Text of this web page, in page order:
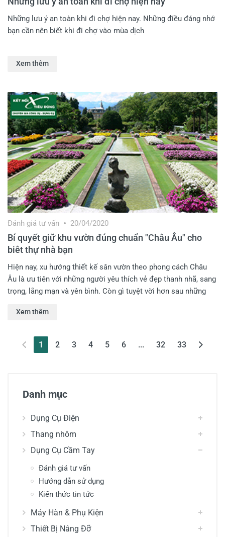
Những lưu ý an toàn khi đi chợ hiện nay. Những điều đáng nhớ
bạn cần nên biết khi đi chợ vào mùa dịch
Xem thêm
Đánh giá tư vấn
Bí quyết giữ khu vườn đúng chuẩn "Châu Âu" cho
biêt thự nhà bạn
20/04/2020
Hiện nay, xu hướng thiết kế sân vườn theo phong cách Châu
Âu là ưu tiên với những người yêu thích vẻ đẹp thanh nhã, sang
trọng, lãng mạn và yên bình. Còn gì tuyệt vời hơn sau những
của khu vườn nhỏ tràn ngập cây và hoa. Tuy vậy, để giữ cho
Sau đây là những lưu ý để giúp bạn có khu vườn tuyệt đẹp
nhất, cùng theo dõi nhé!
Xem thêm
1 (current)
2 3 4 5 6 ... 32 33
Danh mục
Dụng Cụ Điện
Thang nhôm
Dụng Cụ Cầm Tay
Đánh giá tư vấn
Hướng dẫn sử dụng
Kiến thức tin tức
Máy Hàn & Phụ Kiện
Thiết Bị Nâng Đỡ